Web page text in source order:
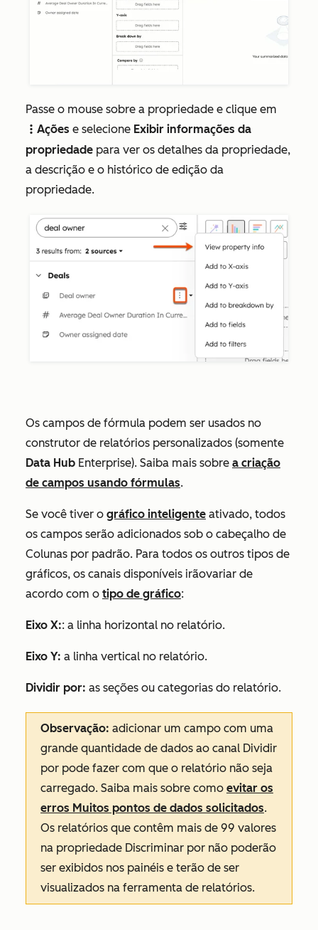
Passe o mouse sobre a propriedade e clique em
verticalMenuA Ações e selecione Exibir informações da
propriedade para ver os detalhes da propriedade,
a descrição e o histórico de edição da
propriedade.
Os campos de fórmula podem ser usados no
construtor de relatórios personalizados (somente
Data Hub Enterprise). Saiba mais sobre a criação
de campos usando fórmulas.
Se você tiver o gráfico inteligente ativado, todos
os campos serão adicionados sob o cabeçalho de
Colunas por padrão. Para todos os outros tipos de
gráficos, os canais disponíveis irãovariar de
acordo com o tipo de gráfico:
Eixo X:: a linha horizontal no relatório.
Eixo Y: a linha vertical no relatório.
Dividir por: as seções ou categorias do relatório.
Observação: adicionar um campo com uma
grande quantidade de dados ao canal Dividir
por pode fazer com que o relatório não seja
carregado. Saiba mais sobre como evitar os
erros Muitos pontos de dados solicitados.
Os relatórios que contêm mais de 99 valores
na propriedade Discriminar por não poderão
ser exibidos nos painéis e terão de ser
visualizados na ferramenta de relatórios.